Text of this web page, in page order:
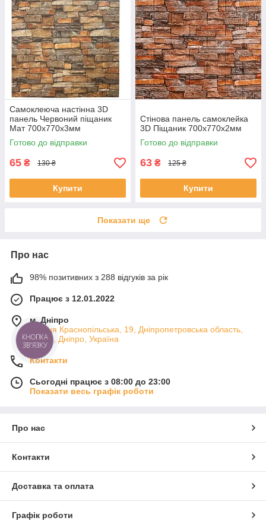
Самоклеюча настінна 3D
панель Червоний піщаник
Мат 700х770х3мм
Готово до відправки
65 ₴ 130 ₴
Купити
Стінова панель самоклейка
3D Піщаник 700х770х2мм
Готово до відправки
63 ₴ 125 ₴
Купити
Показати ще
Про нас
98% позитивних з 288 відгуків за рік
Працює з 12.01.2022
м. Дніпро
вулиця Краснопільська, 19, Дніпропетровська область,
49000, Дніпро, Україна
Контакти
Сьогодні працює з 08:00 до 23:00
Показати весь графік роботи
Про нас
Контакти
Доставка та оплата
Графік роботи
КНОПКА
ЗВ'ЯЗКУ